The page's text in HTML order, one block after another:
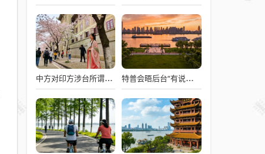
中方对印方涉台所谓“澄清”感到意外 特普会晤后台“有说有笑”愉快交流